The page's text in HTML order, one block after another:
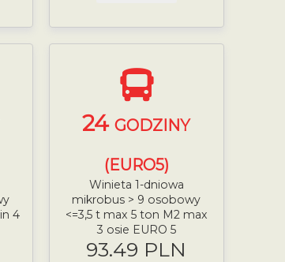
4
24GODZINY
(EURO5)
Winieta 1-dniowa
mikrobus > 9 osobowy
<=3,5 t max 5 ton M2 max
3 osie EURO 5
93.49 PLN